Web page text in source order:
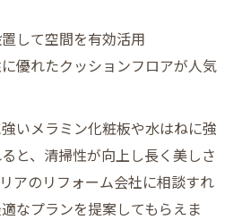
して空間を有効活用
優れたクッションフロアが人気
いメラミン化粧板や水はねに強
と、清掃性が向上し長く美しさ
アのリフォーム会社に相談すれ
なプランを提案してもらえま